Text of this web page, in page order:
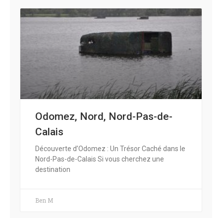
Odomez, Nord, Nord-Pas-de-
Calais
Découverte d’Odomez : Un Trésor Caché dans le
Nord-Pas-de-Calais Si vous cherchez une
destination
Ben M